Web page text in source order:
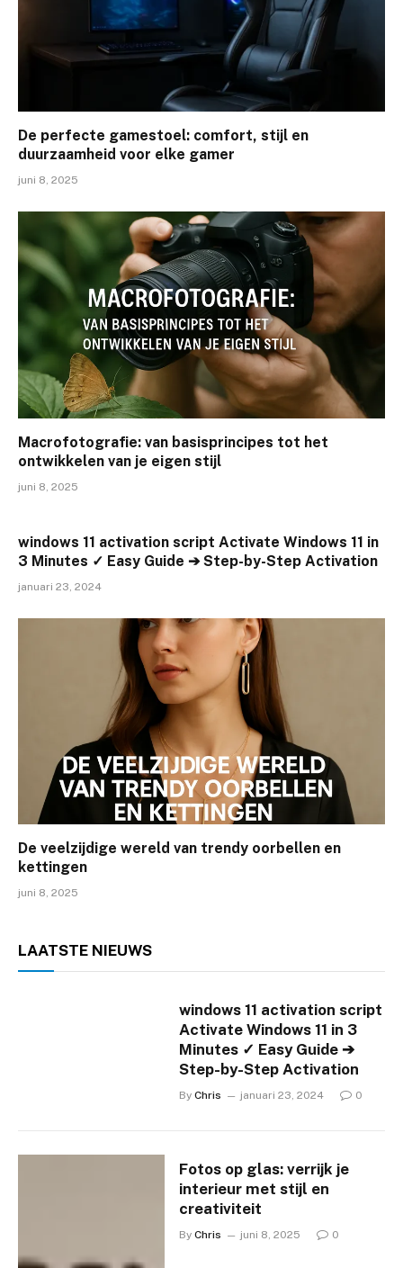
De perfecte gamestoel: comfort, stijl en
duurzaamheid voor elke gamer
juni 8, 2025
Macrofotografie: van basisprincipes tot het
ontwikkelen van je eigen stijl
juni 8, 2025
windows 11 activation script Activate Windows 11 in
3 Minutes ✓ Easy Guide ➔ Step-by-Step Activation
januari 23, 2024
De veelzijdige wereld van trendy oorbellen en
kettingen
juni 8, 2025
LAATSTE NIEUWS
windows 11 activation script
Activate Windows 11 in 3
Minutes ✓ Easy Guide ➔
Step-by-Step Activation
By Chris januari 23, 2024 0
Fotos op glas: verrijk je
interieur met stijl en
creativiteit
By Chris juni 8, 2025 0